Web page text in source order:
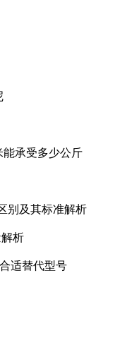
能承受多少公斤
别及其标准解析
析
适替代型号